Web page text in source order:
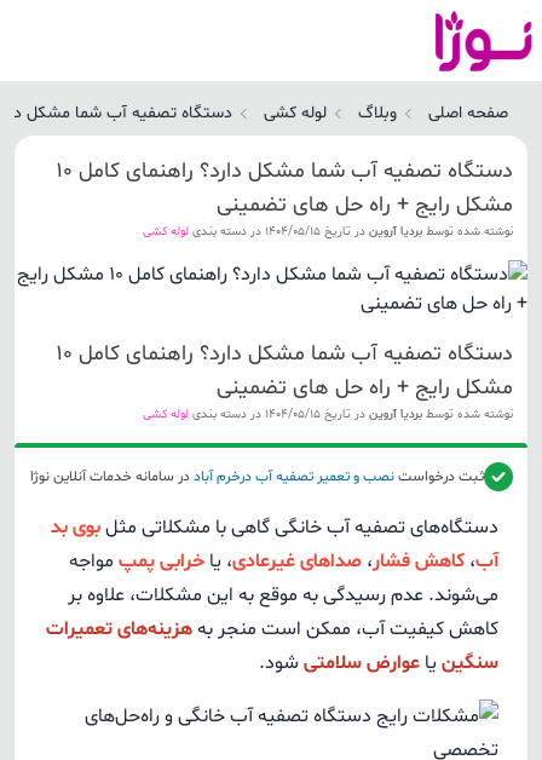
صفحه اصلی وبلاگ لوله کشی دستگاه تصفیه آب شما مشکل دارد؟ راهنمای کامل ۱۰
دستگاه تصفیه آب شما مشکل دارد؟ راهنمای کامل ۱۰
مشکل رایج + راه حل های تضمینی
نوشته شده توسط بردیا آروین در تاریخ 1404/05/15 در دسته بندی لوله کشی
دستگاه تصفیه آب شما مشکل دارد؟ راهنمای کامل ۱۰
مشکل رایج + راه حل های تضمینی
نوشته شده توسط بردیا آروین در تاریخ 1404/05/15 در دسته بندی لوله کشی
ثبت درخواستنصب و تعمیر تصفیه آبدرخرم آباددر سامانه خدمات آنلاین نوژا
دستگاه‌های تصفیه آب خانگی گاهی با مشکلاتی مثلبوی بد
آب، کاهش فشار، صداهای غیرعادی، یا خرابی پمپ مواجه
می‌شوند. عدم رسیدگی به موقع به این مشکلات، علاوه بر
کاهش کیفیت آب، ممکن است منجر بههزینه‌های تعمیرات
سنگینیا عوارض سلامتی شود.